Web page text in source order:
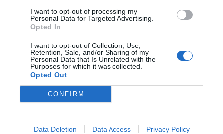
I want to opt-out of processing my
Personal Data for Targeted Advertising.
Opted In
I want to opt-out of Collection, Use,
Retention, Sale, and/or Sharing of my
Personal Data that Is Unrelated with the
Purposes for which it was collected.
Opted Out
CONFIRM
Data Deletion Data Access Privacy Policy
und dennoch zentral. Dass der Maxplatz nach der
Sanierung als fit für kommende Generationen
zeigt, dass Traunstein seinen Stadtraum bewusst
als lebendigen Mittelpunkt weiterentwickelt hat.
([traunstein.de](https://www.traunstein.de/stadt-
buerger/aemter-und-
dienststellen/planenbauen/abteilungen-im-
Parken, Tiefgarage und Anfahrt am Maxplatz
Häufig gestellte Fragen
Wo liegt der Maxplatz in Traunstein?